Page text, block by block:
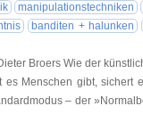
manipulationstechniken
banditen + halunken
Broers Wie der
Menschen gibt, sichert
– der